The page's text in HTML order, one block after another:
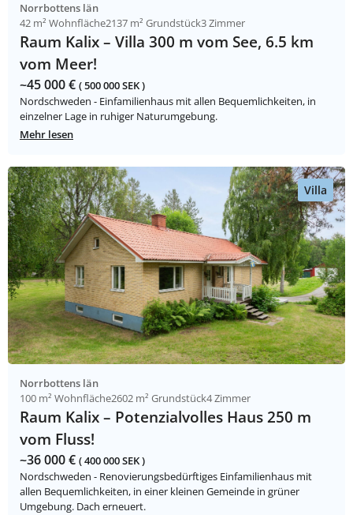
Norrbottens län
42 m² Wohnfläche2137 m² Grundstück3 Zimmer
Raum Kalix – Villa 300 m vom See, 6.5 km
vom Meer!
~45 000 € ( 500 000 SEK )
Nordschweden - Einfamilienhaus mit allen Bequemlichkeiten, in
einzelner Lage in ruhiger Naturumgebung.
Mehr lesen
Villa
Norrbottens län
100 m² Wohnfläche2602 m² Grundstück4 Zimmer
Raum Kalix – Potenzialvolles Haus 250 m
vom Fluss!
~36 000 € ( 400 000 SEK )
Nordschweden - Renovierungsbedürftiges Einfamilienhaus mit
allen Bequemlichkeiten, in einer kleinen Gemeinde in grüner
Umgebung. Dach erneuert.